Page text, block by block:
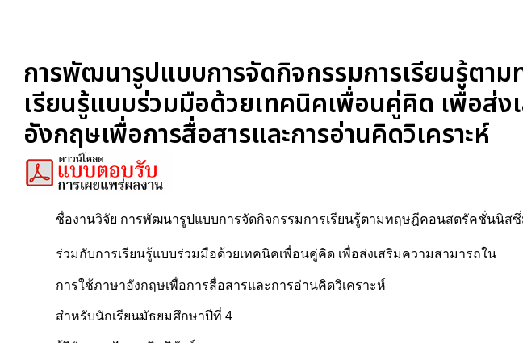
การพัฒนารูปแบบการจัดกิจกรรมการเรียนรู้ต
เรียนรู้แบบร่วมมือด้วยเทคนิคเพื่อนคู่คิด เพื่อส่งเ
อังกฤษเพื่อการสื่อสารและการอ่านคิดวิเคราะห์
ชื่องานวิจัย การพัฒนารูปแบบการจัดกิจกรรมการเรียนรู้ตามทฤษฎีคอนสตรัคชั่นนิสซึ่
ร่วมกับการเรียนรู้แบบร่วมมือด้วยเทคนิคเพื่อนคู่คิด เพื่อส่งเสริมความสามารถใน
การใช้ภาษาอังกฤษเพื่อการสื่อสารและการอ่านคิดวิเคราะห์
สำหรับนักเรียนมัธยมศึกษาปีที่ 4